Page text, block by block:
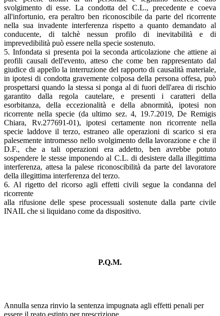
svolgimento di esse. La condotta del C.L., precedente e coeva
all'infortunio, era peraltro ben riconoscibile da parte del ricorrente
nella sua invadente interferenza rispetto a quanto demandato al
conducente, di talchè nessun profilo di inevitabilità e di
imprevedibilità può essere nella specie sostenuto.
5. Infondata si presenta poi la seconda articolazione che attiene ai
profili causali dell'evento, atteso che come ben rappresentato dal
giudice di appello la interruzione del rapporto di causalità materiale,
in ipotesi di condotta gravemente colposa della persona offesa, può
prospettarsi quando la stessa si ponga al di fuori dell'area di rischio
garantito dalla regola cautelare, e presenti i caratteri della
esorbitanza, della eccezionalità e della abnormità, ipotesi non
ricorrente nella specie (da ultimo sez. 4, 19.7.2019, De Remigis
Chiara, Rv.277691-01), ipotesi certamente non ricorrente nella
specie laddove il terzo, estraneo alle operazioni di scarico si era
palesemente intromesso nello svolgimento della lavorazione e che il
D.F., che a tali operazioni era addetto, ben avrebbe potuto
sospendere le stesse imponendo al C.L. di desistere dalla illegittima
interferenza, attesa la palese riconoscibilità da parte del lavoratore
della illegittima interferenza del terzo.
6. Al rigetto del ricorso agli effetti civili segue la condanna del
ricorrente
alla rifusione delle spese processuali sostenute dalla parte civile
INAIL che si liquidano come da dispositivo.
P.Q.M.
Annulla senza rinvio la sentenza impugnata agli effetti penali per
essere il reato estinto per prescrizione.